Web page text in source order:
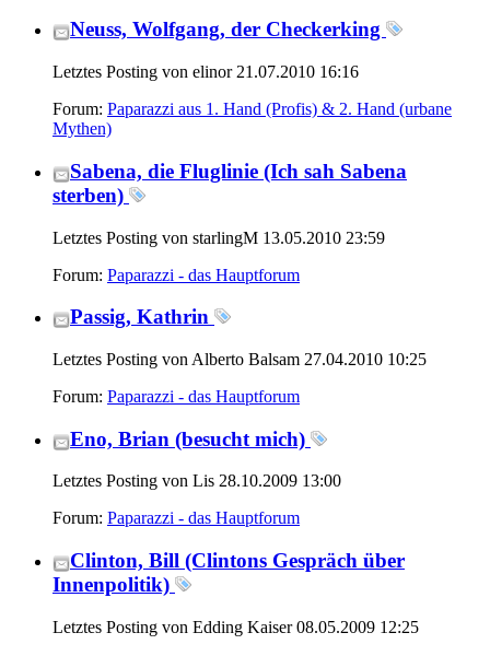
Neuss, Wolfgang, der Checkerking
Letztes Posting von elinor 21.07.2010 16:16
Forum: Paparazzi aus 1. Hand (Profis) & 2. Hand (urbane
Mythen)
Sabena, die Fluglinie (Ich sah Sabena
sterben)
Letztes Posting von starlingM 13.05.2010 23:59
Forum: Paparazzi - das Hauptforum
Passig, Kathrin
Letztes Posting von Alberto Balsam 27.04.2010 10:25
Forum: Paparazzi - das Hauptforum
Eno, Brian (besucht mich)
Letztes Posting von Lis 28.10.2009 13:00
Forum: Paparazzi - das Hauptforum
Clinton, Bill (Clintons Gespräch über
Innenpolitik)
Letztes Posting von Edding Kaiser 08.05.2009 12:25